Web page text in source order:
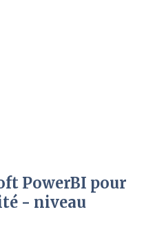
PowerBI pour
- niveau